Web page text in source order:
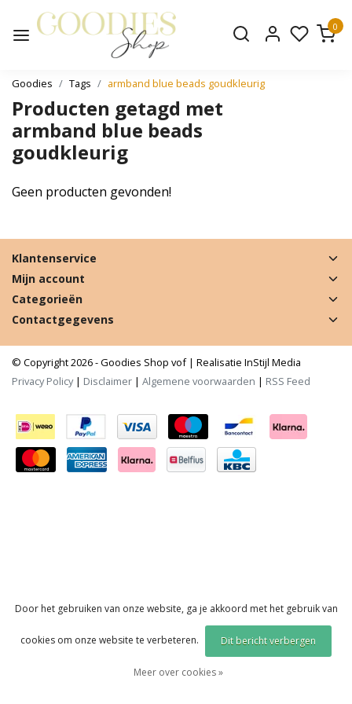
0
Goodies Tags armband blue beads goudkleurig
Producten getagd met
armband blue beads
goudkleurig
Geen producten gevonden!
Klantenservice
Mijn account
Categorieën
Contactgegevens
© Copyright 2026 - Goodies Shop vof | Realisatie InStijl Media
Privacy Policy| Disclaimer | Algemene voorwaarden | RSS Feed
Door het gebruiken van onze website, ga je akkoord met het gebruik van
cookies om onze website te verbeteren. Dit bericht verbergen
Meer over cookies »